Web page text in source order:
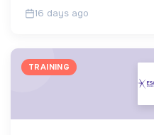
16 days ago
TRAINING